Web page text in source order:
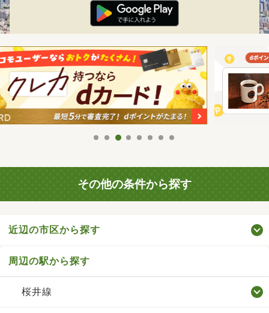
その他の条件から探す
近辺の市区から探す
周辺の駅から探す
桜井線